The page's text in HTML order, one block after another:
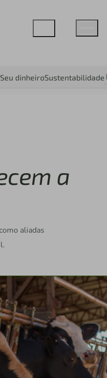
Seu dinheiroSustentabilidade
a
aliadas